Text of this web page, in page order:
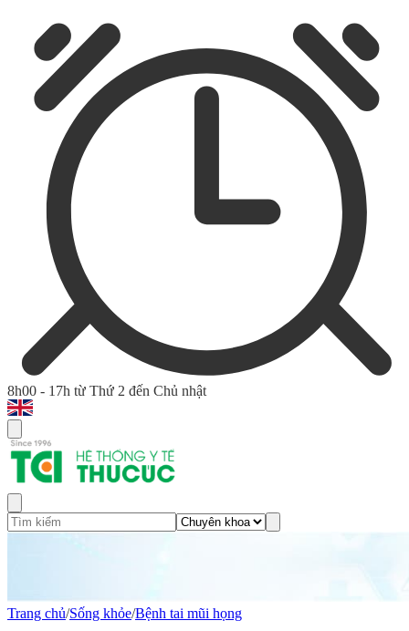
8h00 - 17h từ Thứ 2 đến Chủ nhật
Trang chủ/Sống khỏe/Bệnh tai mũi họng